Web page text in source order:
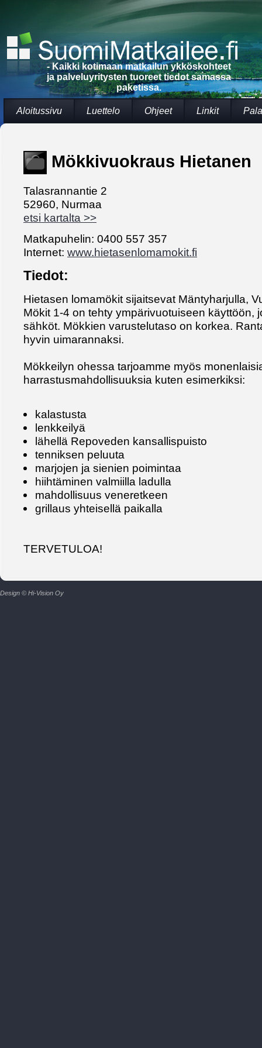
- Kaikki kotimaan matkailun ykköskohteet
ja palveluyritysten tuoreet tiedot samassa
paketissa.
Aloitussivu Luettelo Ohjeet Linkit
Mökkivuokraus Hietanen
Talasrannantie 2
52960, Nurmaa
etsi kartalta >>
Matkapuhelin: 0400 557 357
Internet: www.hietasenlomamokit.fi
Tiedot:
Hietasen lomamökit sijaitsevat Mäntyharjulla,
Mökit 1-4 on tehty ympärivuotuiseen käyttöön,
sähköt. Mökkien varustelutaso on korkea.
hyvin uimarannaksi.
Mökkeilyn ohessa tarjoamme myös
harrastusmahdollisuuksia kuten esimerkiksi:
kalastusta
lenkkeilyä
lähellä Repoveden kansallispuisto
tenniksen peluuta
marjojen ja sienien poimintaa
hiihtäminen valmiilla ladulla
mahdollisuus veneretkeen
grillaus yhteisellä paikalla
TERVETULOA!
Design © Hi-Vision Oy